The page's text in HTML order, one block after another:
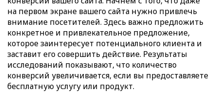
на первом экране вашего сайта нужно привлечь
внимание посетителей. Здесь важно предложить
конкретное и привлекательное предложение,
которое заинтересует потенциального клиента и
заставит его совершить действие. Результаты
исследований показывают, что количество
конверсий увеличивается, если вы предоставляете
бесплатную услугу или продукт.